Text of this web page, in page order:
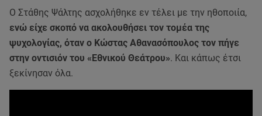
Ο Στάθης Ψάλτης ασχολήθηκε εν τέλει με την ηθοποιία,
ενώ είχε σκοπό να ακολουθήσει τον τομέα της
ψυχολογίας, όταν ο Κώστας Αθανασόπουλος τον πήγε
στην οντισιόν του «Εθνικού Θεάτρου». Και κάπως έτσι
ξεκίνησαν όλα.